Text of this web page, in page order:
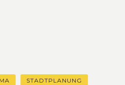
STADTPLANUNG